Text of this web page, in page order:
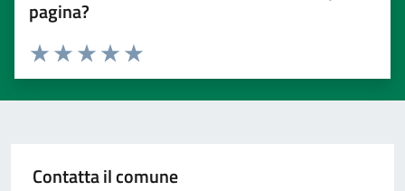
pagina?
Valuta 5 stelle su 5
Valuta 4 stelle su 5
Valuta 3 stelle su 5
Valuta 2 stelle su 5
Valuta 1 stelle su 5
Contatta il comune